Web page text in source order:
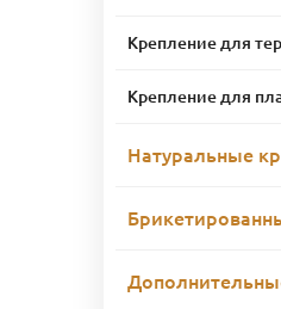
Крепление для
Крепление для
Натуральные